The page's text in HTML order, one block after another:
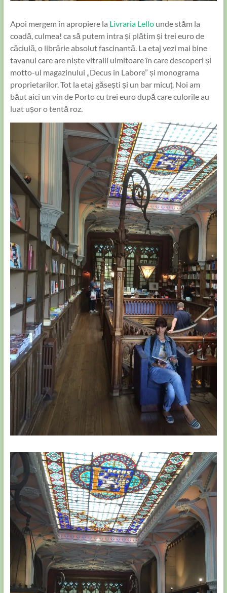
Apoi mergem în apropiere la Livraria Lellounde stăm la
coadă, culmea! ca să putem intra și plătim și trei euro de
căciulă, o librărie absolut fascinantă. La etaj vezi mai bine
tavanul care are niște vitralii uimitoare în care descoperi și
motto-ul magazinului „Decus in Labore” și monograma
proprietarilor. Tot la etaj găsești și un bar micuț. Noi am
băut aici un vin de Porto cu trei euro după care culorile au
luat ușor o tentă roz.